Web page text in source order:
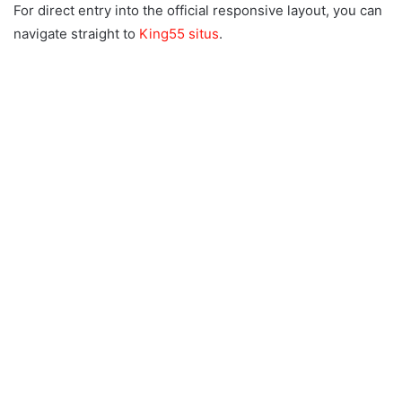
For direct entry into the official responsive layout, you can
navigate straight to King55 situs.